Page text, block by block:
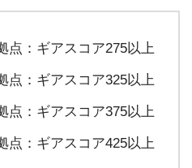
点：ギアスコア275以上
点：ギアスコア325以上
点：ギアスコア375以上
点：ギアスコア425以上